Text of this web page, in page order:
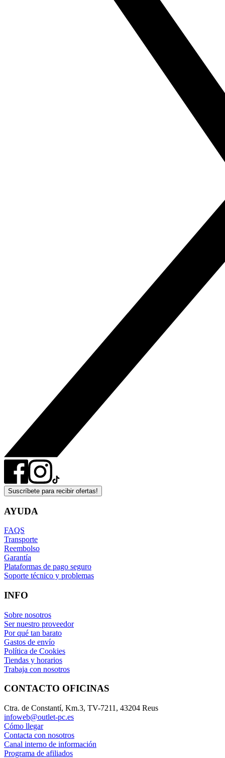
Suscríbete para recibir ofertas!
AYUDA
FAQS
Transporte
Reembolso
Garantía
Plataformas de pago seguro
Soporte técnico y problemas
INFO
Sobre nosotros
Ser nuestro proveedor
Por qué tan barato
Gastos de envío
Política de Cookies
Tiendas y horarios
Trabaja con nosotros
CONTACTO OFICINAS
Ctra. de Constantí, Km.3, TV-7211, 43204 Reus
infoweb@outlet-pc.es
Cómo llegar
Contacta con nosotros
Canal interno de información
Programa de afiliados